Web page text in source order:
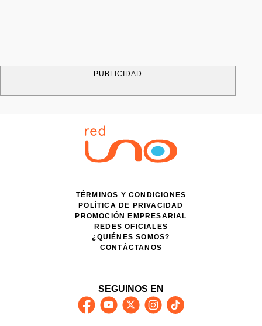
PUBLICIDAD
TÉRMINOS Y CONDICIONES
POLÍTICA DE PRIVACIDAD
PROMOCIÓN EMPRESARIAL
REDES OFICIALES
¿QUIÉNES SOMOS?
CONTÁCTANOS
SEGUINOS EN